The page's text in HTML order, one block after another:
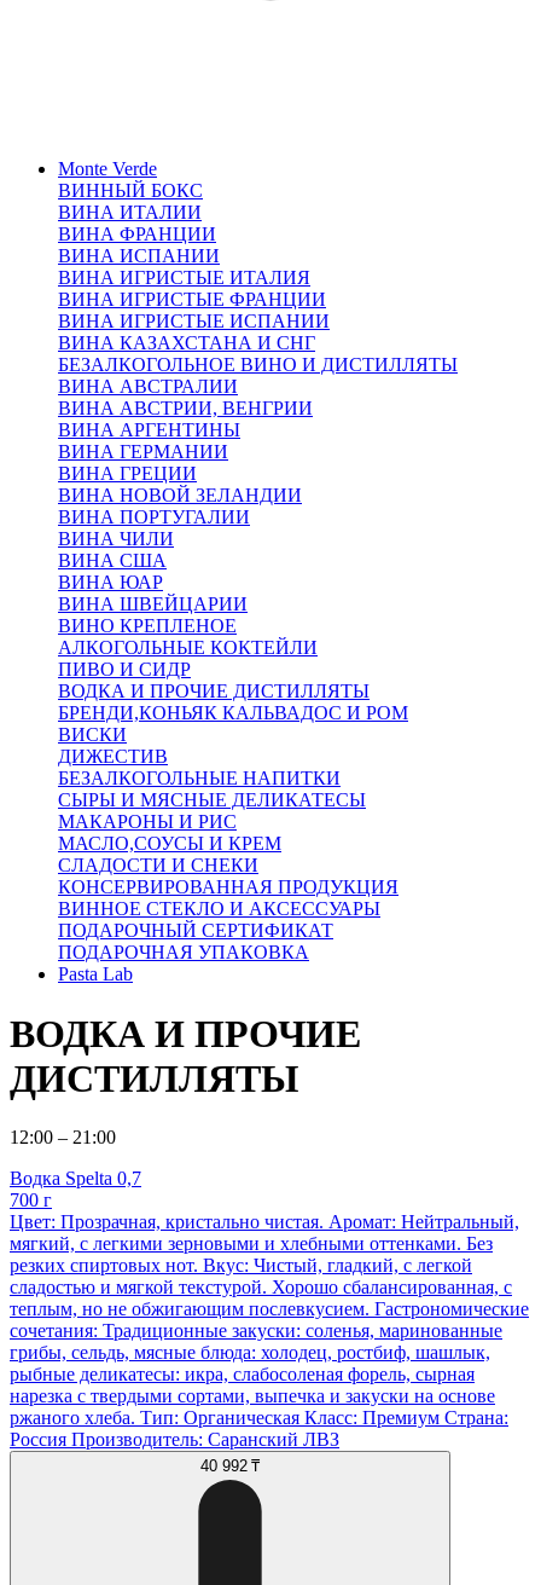
Monte Verde
ВИННЫЙ БОКС
ВИНА ИТАЛИИ
ВИНА ФРАНЦИИ
ВИНА ИСПАНИИ
ВИНА ИГРИСТЫЕ ИТАЛИЯ
ВИНА ИГРИСТЫЕ ФРАНЦИИ
ВИНА ИГРИСТЫЕ ИСПАНИИ
ВИНА КАЗАХСТАНА И СНГ
БЕЗАЛКОГОЛЬНОЕ ВИНО И ДИСТИЛЛЯТЫ
ВИНА АВСТРАЛИИ
ВИНА АВСТРИИ, ВЕНГРИИ
ВИНА АРГЕНТИНЫ
ВИНА ГЕРМАНИИ
ВИНА ГРЕЦИИ
ВИНА НОВОЙ ЗЕЛАНДИИ
ВИНА ПОРТУГАЛИИ
ВИНА ЧИЛИ
ВИНА США
ВИНА ЮАР
ВИНА ШВЕЙЦАРИИ
ВИНО КРЕПЛЕНОЕ
АЛКОГОЛЬНЫЕ КОКТЕЙЛИ
ПИВО И СИДР
ВОДКА И ПРОЧИЕ ДИСТИЛЛЯТЫ
БРЕНДИ,КОНЬЯК КАЛЬВАДОС И РОМ
ВИСКИ
ДИЖЕСТИВ
БЕЗАЛКОГОЛЬНЫЕ НАПИТКИ
СЫРЫ И МЯСНЫЕ ДЕЛИКАТЕСЫ
МАКАРОНЫ И РИС
МАСЛО,СОУСЫ И КРЕМ
СЛАДОСТИ И СНЕКИ
КОНСЕРВИРОВАННАЯ ПРОДУКЦИЯ
ВИННОЕ СТЕКЛО И АКСЕССУАРЫ
ПОДАРОЧНЫЙ СЕРТИФИКАТ
ПОДАРОЧНАЯ УПАКОВКА
Pasta Lab
ВОДКА И ПРОЧИЕ
ДИСТИЛЛЯТЫ
12:00 – 21:00
Водка Spelta 0,7
700 г
Цвет: Прозрачная, кристально чистая. Аромат: Нейтральный,
мягкий, с легкими зерновыми и хлебными оттенками. Без
резких спиртовых нот. Вкус: Чистый, гладкий, с легкой
сладостью и мягкой текстурой. Хорошо сбалансированная, с
теплым, но не обжигающим послевкусием. Гастрономические
сочетания: Традиционные закуски: соленья, маринованные
грибы, сельдь, мясные блюда: холодец, ростбиф, шашлык,
рыбные деликатесы: икра, слабосоленая форель, сырная
нарезка с твердыми сортами, выпечка и закуски на основе
ржаного хлеба. Тип: Органическая Класс: Премиум Страна:
Россия Производитель: Саранский ЛВЗ
40 992 ₸